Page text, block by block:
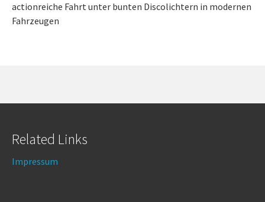
actionreiche Fahrt unter bunten Discolichtern in modernen
Fahrzeugen
Related Links
Impressum